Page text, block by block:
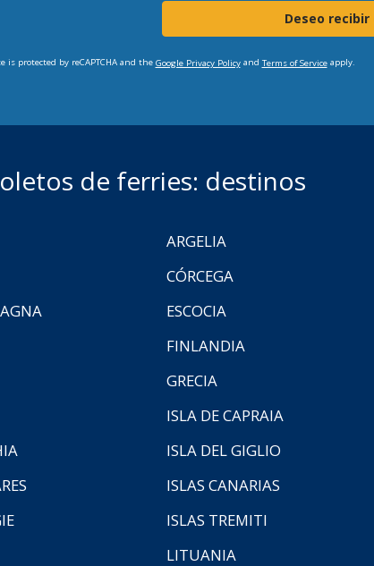
Deseo
is protected by reCAPTCHA and the Google Privacy Policyand Terms of Serviceapply.
de ferries: destinos
ARGELIA
CÓRCEGA
ESCOCIA
FINLANDIA
GRECIA
ISLA DE CAPRAIA
ISLA DEL GIGLIO
ISLAS CANARIAS
ISLAS TREMITI
LITUANIA